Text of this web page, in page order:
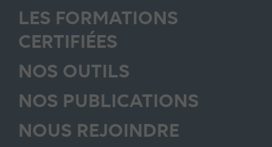
LES FORMATIONS
CERTIFIÉES
NOS OUTILS
NOS PUBLICATIONS
NOUS REJOINDRE